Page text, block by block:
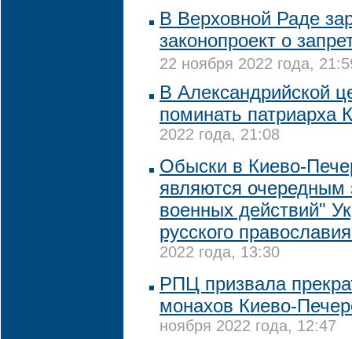
В Верховной Раде
законопроект о
22 ноября 2022 года,
В Александрийской
поминать патриарха
2022 года, 21:08
Обыски в Киево-
являются очередным
военных действий"
русского
2022 года, 13:30
РПЦ призвала
монахов Киево-
ноября 2022 года, 12:47